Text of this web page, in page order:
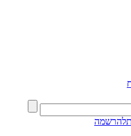
להרשמה